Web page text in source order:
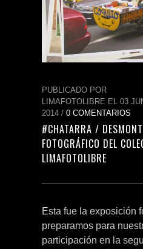
PUBLICADO POR
LIMAFOTOLIBRE EL 03
2014 / 0 COMENTARIOS
#CHATARRA /
FOTOGRÁFICO DEL
LIMAFOTOLIBRE
Esta fue la exposición
preparamos para
participación en la